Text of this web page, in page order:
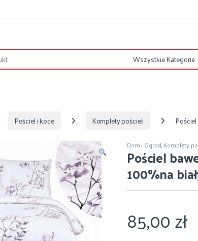
Pościel i koce Komplety pościeli
Dom i Ogród,Komplety
Pościel
100%na
85,00zł